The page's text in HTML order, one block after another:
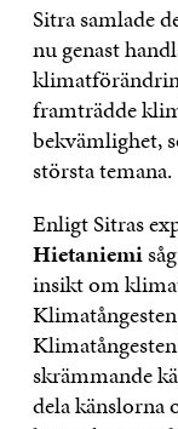
Sitra samlade
nu genast
framträdde
bekvämlighet,
största temana.
Enligt Sitras
Hietaniemi
insikt om
skrämmande
dela känslorna